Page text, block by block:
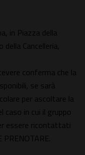
in Piazza della
Cancelleria,
conferma che la
se sarà
per ascoltare la
caso in cui il gruppo
essere ricontattati